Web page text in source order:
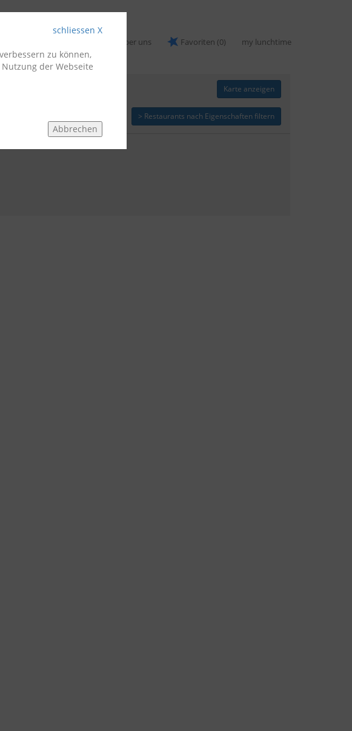
schliessen X
zu können,
der Webseite
Abbrechen
Über uns Favoriten (0)
my lunchtime
Karte anzeigen
> Restaurants nach Eigenschaften filtern